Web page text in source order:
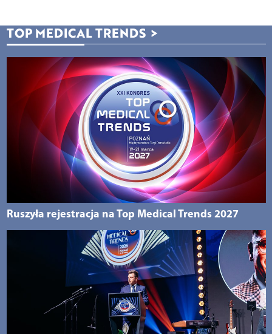
TOP MEDICAL TRENDS >
Ruszyła rejestracja na Top Medical Trends 2027